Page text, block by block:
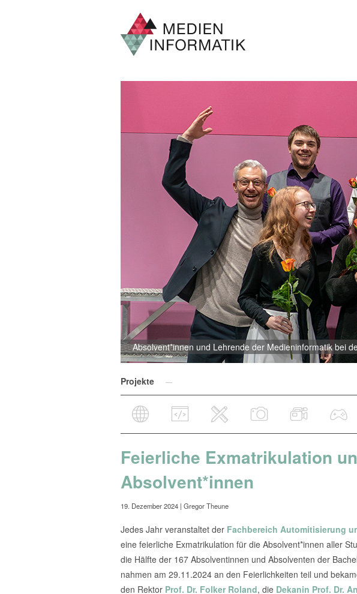
Absolvent*innen und Lehrende der Medieninformatik bei
Projekte
Feierliche Exmatrikulation
Absolvent*innen
19. Dezember 2024 | Gregor Theune
Jedes Jahr veranstaltet der Fachbereich Automitisierung
eine feierliche Exmatrikulation für die Absolvent*innen aller
die Hälfte der 167 Absolventinnen und Absolventen der
nahmen am 29.11.2024 an den Feierlichkeiten teil und
den Rektor Prof. Dr. Folker Roland, die Dekanin Prof. Dr.